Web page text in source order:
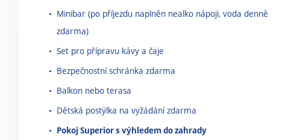
Minibar (po příjezdu naplněn nealko nápoji, voda denně
zdarma)
Set pro přípravu kávy a čaje
Bezpečnostní schránka zdarma
Balkon nebo terasa
Dětská postýlka na vyžádání zdarma
Pokoj Superior s výhledem do zahrady